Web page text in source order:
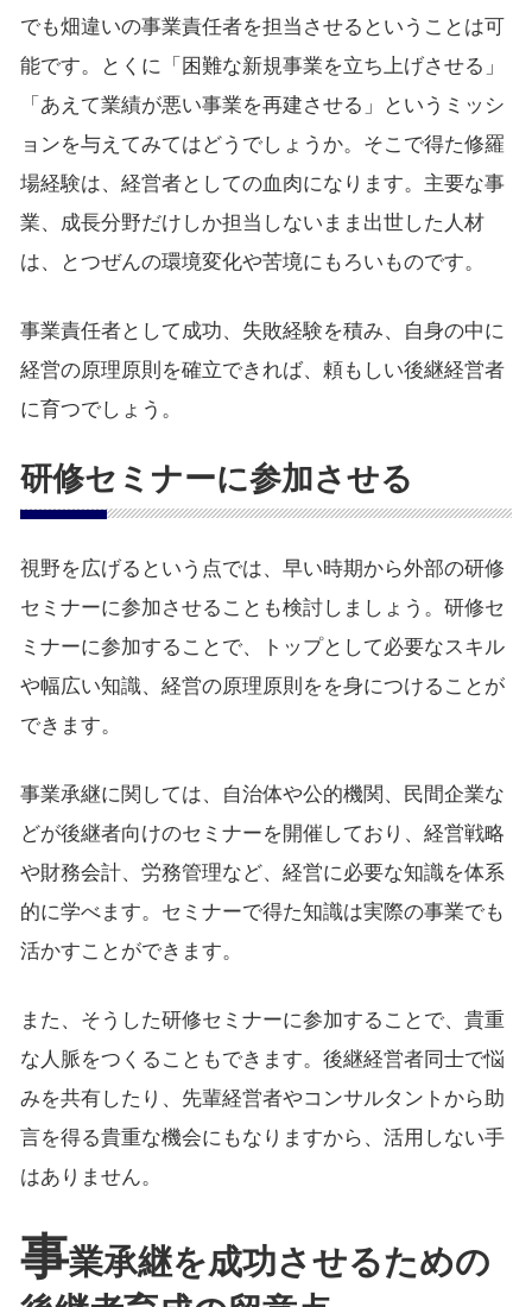
でも畑違いの事業責任者を担当させるということは可
能です。とくに「困難な新規事業を立ち上げさせる」
「あえて業績が悪い事業を再建させる」というミッシ
ョンを与えてみてはどうでしょうか。そこで得た修羅
場経験は、経営者としての血肉になります。主要な事
業、成長分野だけしか担当しないまま出世した人材
は、とつぜんの環境変化や苦境にもろいものです。
事業責任者として成功、失敗経験を積み、自身の中に
経営の原理原則を確立できれば、頼もしい後継経営者
に育つでしょう。
研修セミナーに参加させる
視野を広げるという点では、早い時期から外部の研修
セミナーに参加させることも検討しましょう。研修セ
ミナーに参加することで、トップとして必要なスキル
や幅広い知識、経営の原理原則をを身につけることが
できます。
事業承継に関しては、自治体や公的機関、民間企業な
どが後継者向けのセミナーを開催しており、経営戦略
や財務会計、労務管理など、経営に必要な知識を体系
的に学べます。セミナーで得た知識は実際の事業でも
活かすことができます。
また、そうした研修セミナーに参加することで、貴重
な人脈をつくることもできます。後継経営者同士で悩
みを共有したり、先輩経営者やコンサルタントから助
言を得る貴重な機会にもなりますから、活用しない手
はありません。
事業承継を成功させるための